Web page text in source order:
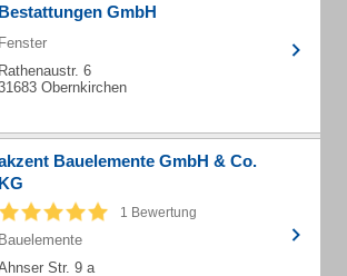
Bestattungen GmbH
Fenster
Rathenaustr. 6
Obernkirchen
Bauelemente GmbH & Co.
KG
1 Bewertung
Bauelemente
Str. 9 a